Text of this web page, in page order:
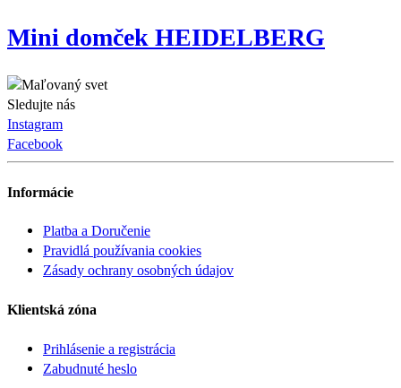
Mini domček HEIDELBERG
Sledujte nás
Instagram
Facebook
Informácie
Platba a Doručenie
Pravidlá používania cookies
Zásady ochrany osobných údajov
Klientská zóna
Prihlásenie a registrácia
Zabudnuté heslo